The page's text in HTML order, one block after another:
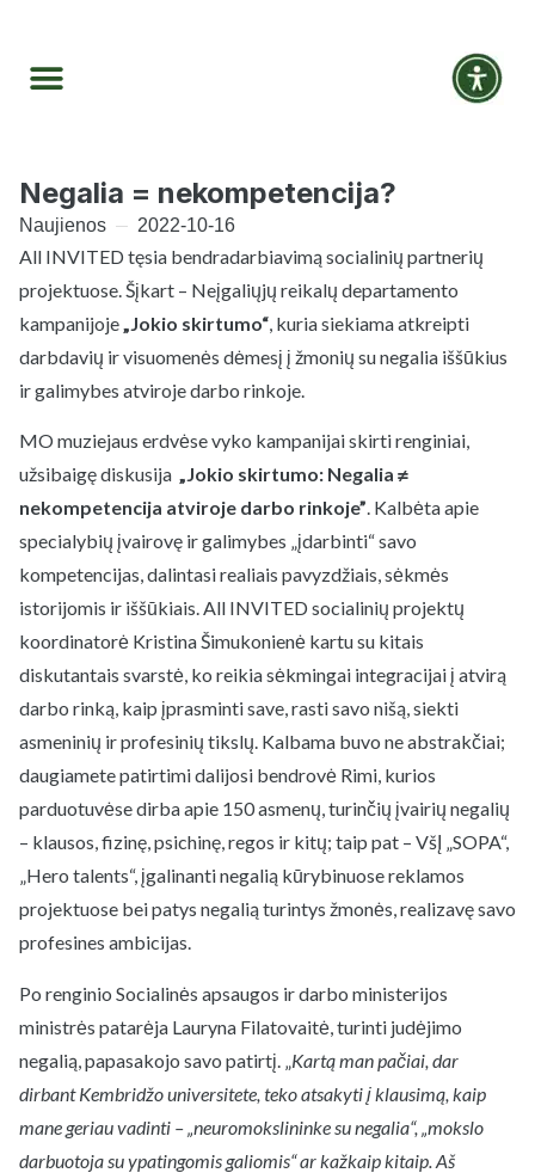
Negalia = nekompetencija?
Naujienos 2022-10-16
All INVITED tęsia bendradarbiavimą socialinių partnerių
projektuose. Šįkart – Neįgaliųjų reikalų departamento
kampanijoje„Jokio skirtumo“, kuria siekiama atkreipti
darbdavių ir visuomenės dėmesį į žmonių su negalia iššūkius
ir galimybes atviroje darbo rinkoje.
MO muziejaus erdvėse vyko kampanijai skirti renginiai,
užsibaigę diskusija „Jokio skirtumo: Negalia ≠
nekompetencija atviroje darbo rinkoje”. Kalbėta apie
specialybių įvairovę ir galimybes „įdarbinti“ savo
kompetencijas, dalintasi realiais pavyzdžiais, sėkmės
istorijomis ir iššūkiais. All INVITED socialinių projektų
koordinatorė Kristina Šimukonienė kartu su kitais
diskutantais svarstė, ko reikia sėkmingai integracijai į atvirą
darbo rinką, kaip įprasminti save, rasti savo nišą, siekti
asmeninių ir profesinių tikslų. Kalbama buvo ne abstrakčiai;
daugiamete patirtimi dalijosi bendrovė Rimi, kurios
parduotuvėse dirba apie 150 asmenų, turinčių įvairių negalių
– klausos, fizinę, psichinę, regos ir kitų; taip pat – VšĮ „SOPA“,
„Hero talents“, įgalinanti negalią kūrybinuose reklamos
projektuose bei patys negalią turintys žmonės, realizavę savo
profesines ambicijas.
Po renginio Socialinės apsaugos ir darbo ministerijos
ministrės patarėja Lauryna Filatovaitė, turinti judėjimo
negalią, papasakojo savo patirtį. „ Kartą man pačiai, dar
dirbant Kembridžo universitete, teko atsakyti į klausimą, kaip
mane geriau vadinti – „neuromokslininke su negalia“, „mokslo
darbuotoja su ypatingomis galiomis“ ar kažkaip kitaip. Aš